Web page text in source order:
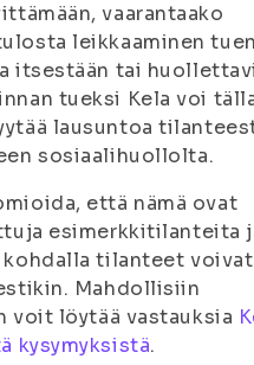
vaarantaako
leikkaaminen
itsestään tai
tueksi Kela voi
lausuntoa
sosiaalihuollolta.
että nämä ovat
esimerkkitilanteita
tilanteet voivat
Mahdollisiin
voit löytää vastauksia
kysymyksistä.